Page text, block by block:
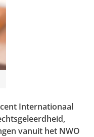
Internationaal
vanuit het NWO